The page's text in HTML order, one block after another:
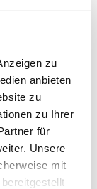
zu
anbieten
zu
zu Ihrer
für
Unsere
mit